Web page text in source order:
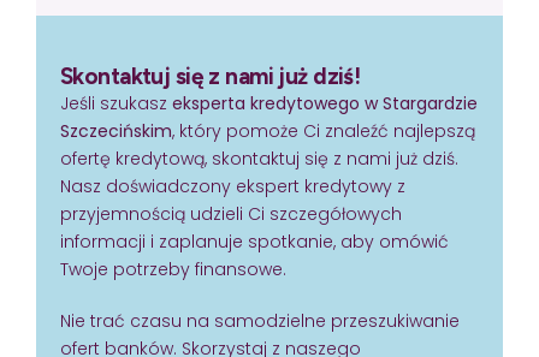
Skontaktuj się z nami już dziś!
Jeśli szukasz eksperta kredytowego w Stargardzie
Szczecińskim, który pomoże Ci znaleźć najlepszą
ofertę kredytową, skontaktuj się z nami już dziś.
Nasz doświadczony ekspert kredytowy z
przyjemnością udzieli Ci szczegółowych
informacji i zaplanuje spotkanie, aby omówić
Twoje potrzeby finansowe.
Nie trać czasu na samodzielne przeszukiwanie
ofert banków. Skorzystaj z naszego